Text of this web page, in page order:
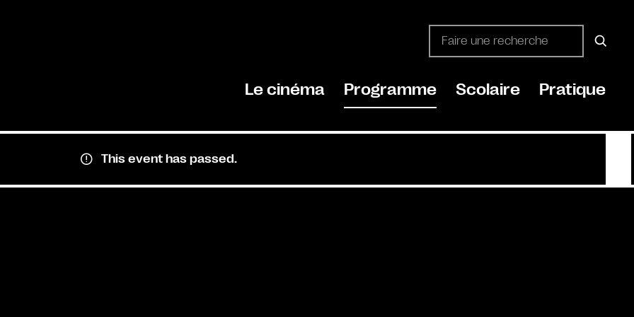
Le cinéma Programme Scolaire Pratique
This event has passed.